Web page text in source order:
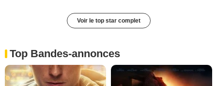
Voir le top star complet
Top Bandes-annonces